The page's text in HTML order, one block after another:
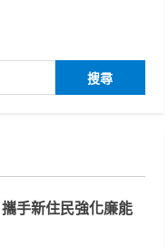
手新住民強化廉能